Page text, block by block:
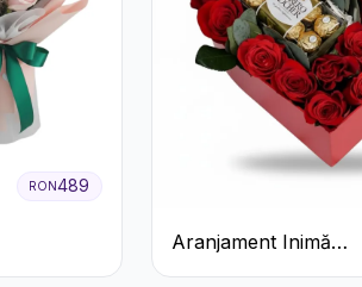
RON489
Aranjament Inimă
Roșie cu Trandafiri și